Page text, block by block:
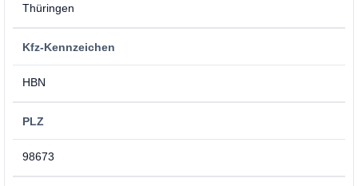
Thüringen
Kfz-Kennzeichen
HBN
PLZ
98673